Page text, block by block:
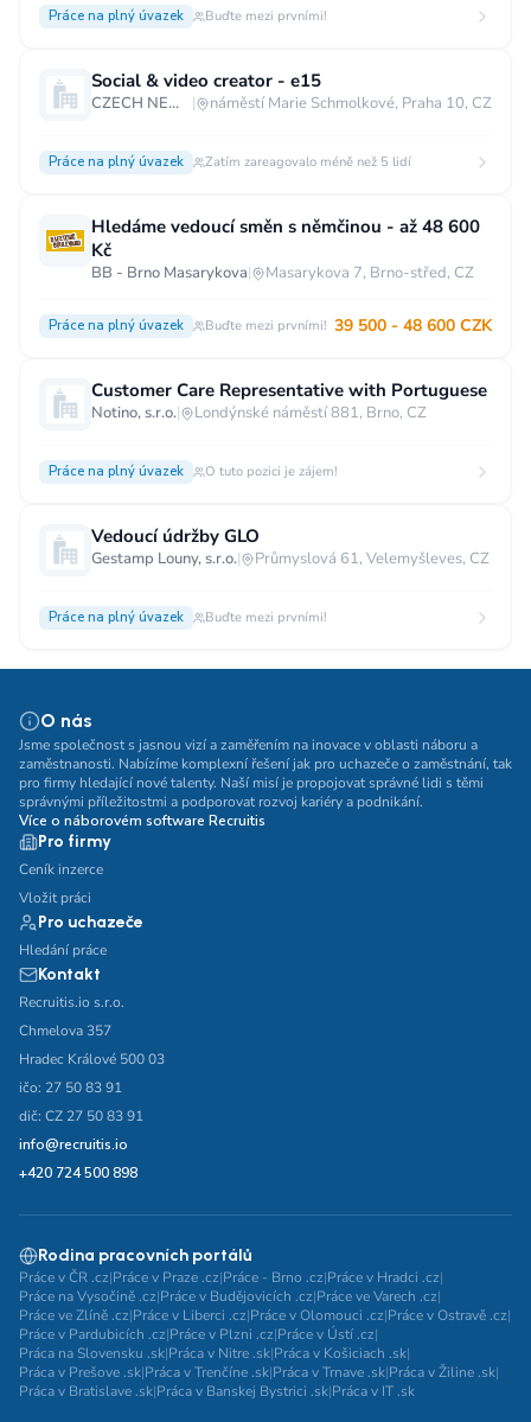
Práce na plný úvazek Buďte mezi prvními!
Social & video creator - e15
CZECH NEWS CENTER a.s. | náměstí Marie Schmolkové, Praha 10, CZ
Práce na plný úvazek Zatím zareagovalo méně než 5 lidí
Hledáme vedoucí směn s němčinou - až 48 600
Kč
BB - Brno Masarykova| Masarykova 7, Brno-střed, CZ
Práce na plný úvazek Buďte mezi prvními! 39 500 - 48 600 CZK
Customer Care Representative with Portuguese
Notino, s.r.o.| Londýnské náměstí 881, Brno, CZ
Práce na plný úvazek O tuto pozici je zájem!
Vedoucí údržby GLO
Gestamp Louny, s.r.o.| Průmyslová 61, Velemyšleves, CZ
Práce na plný úvazek Buďte mezi prvními!
O nás
Jsme společnost s jasnou vizí a zaměřením na inovace v oblasti náboru a
zaměstnanosti. Nabízíme komplexní řešení jak pro uchazeče o zaměstnání, tak
pro firmy hledající nové talenty. Naší misí je propojovat správné lidi s těmi
správnými příležitostmi a podporovat rozvoj kariéry a podnikání.
Více o náborovém software Recruitis
Pro firmy
Ceník inzerce
Vložit práci
Pro uchazeče
Hledání práce
Kontakt
Recruitis.io s.r.o.
Chmelova 357
Hradec Králové 500 03
ičo: 27 50 83 91
dič: CZ 27 50 83 91
info@recruitis.io
+420 724 500 898
Rodina pracovních portálů
Práce v ČR .cz|Práce v Praze .cz|Práce - Brno .cz|Práce v Hradci .cz|
Práce na Vysočině .cz|Práce v Budějovicích .cz|Práce ve Varech .cz|
Práce ve Zlíně .cz|Práce v Liberci .cz|Práce v Olomouci .cz|Práce v Ostravě .cz|
Práce v Pardubicích .cz|Práce v Plzni .cz|Práce v Ústí .cz|
Práca na Slovensku .sk|Práca v Nitre .sk|Práca v Košiciach .sk|
Práca v Prešove .sk|Práca v Trenčíne .sk|Práca v Trnave .sk|Práca v Žiline .sk|
Práca v Bratislave .sk|Práca v Banskej Bystrici .sk|Práca v IT .sk